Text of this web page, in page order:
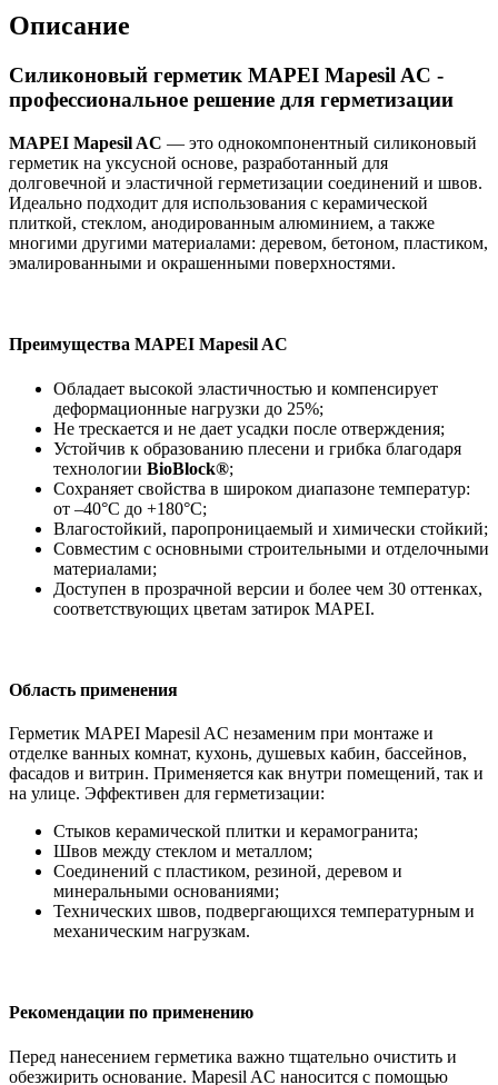
Описание
Силиконовый герметик MAPEI Mapesil AC -
профессиональное решение для герметизации
MAPEI Mapesil AC — это однокомпонентный силиконовый
герметик на уксусной основе, разработанный для
долговечной и эластичной герметизации соединений и швов.
Идеально подходит для использования с керамической
плиткой, стеклом, анодированным алюминием, а также
многими другими материалами: деревом, бетоном, пластиком,
эмалированными и окрашенными поверхностями.
Преимущества MAPEI Mapesil AC
Обладает высокой эластичностью и компенсирует
деформационные нагрузки до 25%;
Не трескается и не дает усадки после отверждения;
Устойчив к образованию плесени и грибка благодаря
технологии BioBlock®;
Сохраняет свойства в широком диапазоне температур:
от –40°C до +180°C;
Влагостойкий, паропроницаемый и химически стойкий;
Совместим с основными строительными и отделочными
материалами;
Доступен в прозрачной версии и более чем 30 оттенках,
соответствующих цветам затирок MAPEI.
Область применения
Герметик MAPEI Mapesil AC незаменим при монтаже и
отделке ванных комнат, кухонь, душевых кабин, бассейнов,
фасадов и витрин. Применяется как внутри помещений, так и
на улице. Эффективен для герметизации:
Стыков керамической плитки и керамогранита;
Швов между стеклом и металлом;
Соединений с пластиком, резиной, деревом и
минеральными основаниями;
Технических швов, подвергающихся температурным и
механическим нагрузкам.
Рекомендации по применению
Перед нанесением герметика важно тщательно очистить и
обезжирить основание. Mapesil AC наносится с помощью